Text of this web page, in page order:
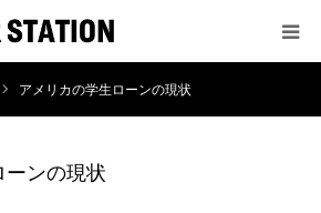
アメリカの学生ローンの現状
ーンの現状